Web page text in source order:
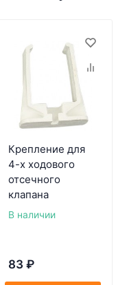
Крепление для
4-х ходового
отсечного
клапана
В наличии
83 ₽